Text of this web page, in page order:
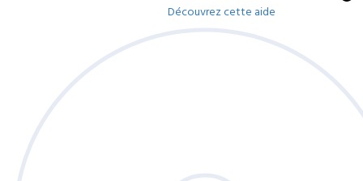
Découvrez cette aide